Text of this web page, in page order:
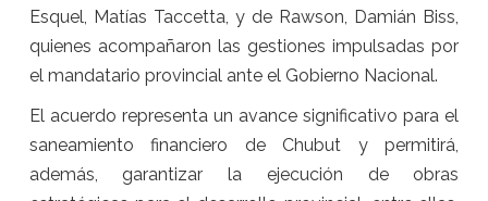
Esquel, Matías Taccetta, y de Rawson, Damián Biss,
quienes acompañaron las gestiones impulsadas por
el mandatario provincial ante el Gobierno Nacional.
El acuerdo representa un avance significativo para el
saneamiento financiero de Chubut y permitirá,
además, garantizar la ejecución de obras